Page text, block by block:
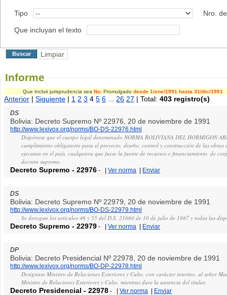
Tipo Nro.
Que incluyan el texto
Informe
Que Incluir jurisprudencia sea No; Promulgado desde 1/ene/1991 hasta 31/dic/1991
Anterior |Siguiente | 1 2 3 45 6 26 27 | Total:403 registro(s)
DS
Bolivia: Decreto Supremo Nº 22976, 20 de noviembre de 1991
http://www.lexivox.org/norms/BO-DS-22976.html
Dispónese que el cuerpo legal denominado NORMA BOLIVIANA DEL HORMIGON
cumplimiento obligatorio para el proyecto, diseño, control y construcción de las
ejecutan en el país, cualquiera que fuese la fuente de recursos o financiamiento, de
decreto supremo.
Decreto Supremo -22976 - |Ver norma | Enviar
DS
Bolivia: Decreto Supremo Nº 22979, 20 de noviembre de 1991
http://www.lexivox.org/norms/BO-DS-22979.html
Se derogan los artículos 46 y 55 del D.S. 21660 de 10 de julio de 1987 y todas las
Decreto Supremo -22979 - |Ver norma | Enviar
DP
Bolivia: Decreto Presidencial Nº 22978, 20 de noviembre de 1991
http://www.lexivox.org/norms/BO-DP-22978.html
Designase Ministro de Relaciones Exteriores y Culto, con carácter interino, al señor
Ministro de Relaciones Exteriores y Culto, mientras dure la ausencia del titular.
Decreto Presidencial -22978 - |Ver norma | Enviar